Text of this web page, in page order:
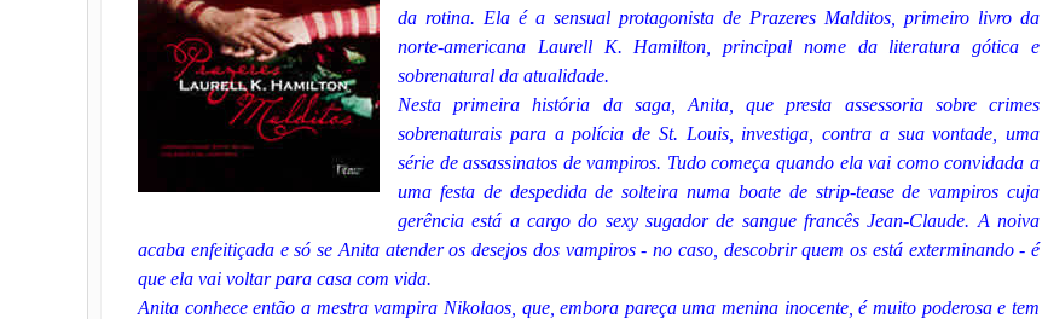
da rotina. Ela é a sensual protagonista de Prazeres Malditos, primeiro livro da
norte-americana Laurell K. Hamilton, principal nome da literatura gótica e
sobrenatural da atualidade.
Nesta primeira história da saga, Anita, que presta assessoria sobre crimes
sobrenaturais para a polícia de St. Louis, investiga, contra a sua vontade, uma
série de assassinatos de vampiros. Tudo começa quando ela vai como convidada a
uma festa de despedida de solteira numa boate de strip-tease de vampiros cuja
gerência está a cargo do sexy sugador de sangue francês Jean-Claude. A noiva
acaba enfeitiçada e só se Anita atender os desejos dos vampiros - no caso, descobrir quem os está exterminando - é
que ela vai voltar para casa com vida.
Anita conhece então a mestra vampira Nikolaos, que, embora pareça uma menina inocente, é muito poderosa e tem